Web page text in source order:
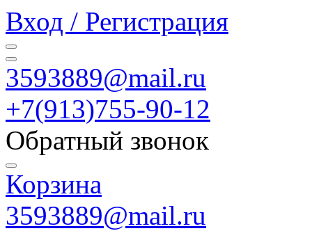
Вход / Регистрация
3593889@mail.ru
+7(913)755-90-12
Обратный звонок
Корзина
3593889@mail.ru